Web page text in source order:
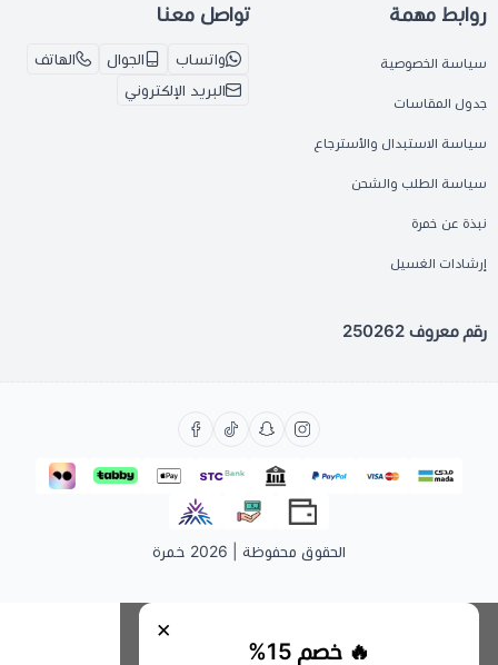
روابط مهمة
سياسة الخصوصية
جدول المقاسات
سياسة الاستبدال والأسترجاع
سياسة الطلب والشحن
نبذة عن خمرة
إرشادات الغسيل
تواصل معنا
واتساب الجوال
الهاتف
البريد الإلكتروني
رقم معروف 250262
الحقوق محفوظة | 2026 خمرة
×
🔥 خصم 15%